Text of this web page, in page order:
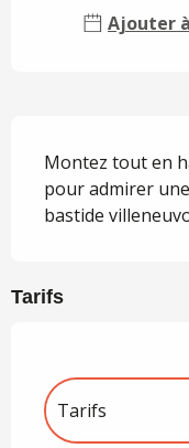
Ajouter
Montez tout en
pour admirer
bastide
Tarifs
Tarifs